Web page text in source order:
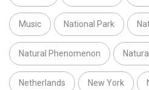
Music National Park
Natural Phenomenon
Netherlands New York